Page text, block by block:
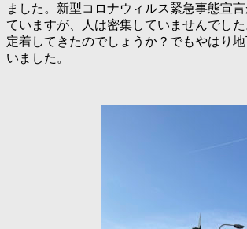
ました。新型コロナウィルス緊急事態宣
ていますが、人は密集していませんでし
定着してきたのでしょうか？でもやはり
いました。